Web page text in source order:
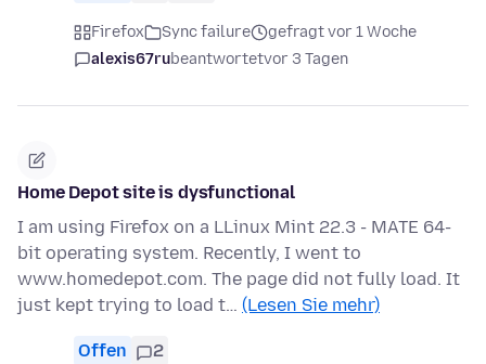
Firefox Sync failure
gefragt vor 1 Woche
alexis67rubeantwortetvor 3 Tagen
Home Depot site is dysfunctional
I am using Firefox on a LLinux Mint 22.3 - MATE 64-
bit operating system. Recently, I went to
www.homedepot.com. The page did not fully load. It
just kept trying to load t… (Lesen Sie mehr)
Offen 2